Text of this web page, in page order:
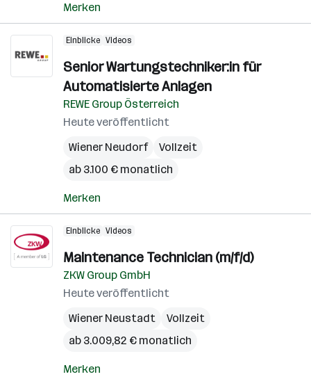
Merken
Einblicke Videos
Senior Wartungstechniker:in für
Automatisierte Anlagen
REWE Group Österreich
Heute veröffentlicht
Wiener Neudorf
Vollzeit
ab 3.100 € monatlich
Merken
Einblicke Videos
Maintenance Technician (m/f/d)
ZKW Group GmbH
Heute veröffentlicht
Wiener Neustadt
Vollzeit
ab 3.009,82 € monatlich
Merken